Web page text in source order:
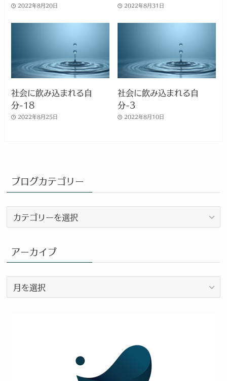
2022年8月20日 2022年8月31日
社会に飲み込まれる自
分-18
2022年8月25日
社会に飲み込まれる自
分-3
2022年8月10日
ブログカテゴリー
ロ
カ
テ
ゴ
リ
ー
アーカイブ
ー